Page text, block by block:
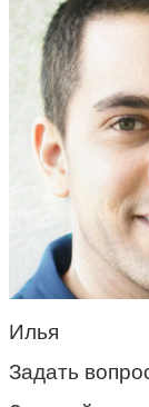
Илья
Задать